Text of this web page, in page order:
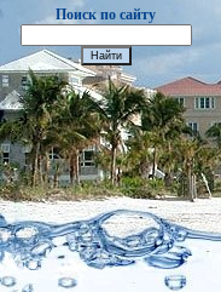
Поиск по сайту